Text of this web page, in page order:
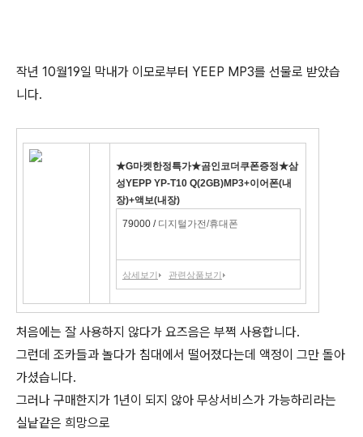
작년 10월19일 막내가 이모로부터 YEEP MP3를 선물로 받았습
니다.
★G마켓한정특가★곰인코더쿠폰증정★삼
성YEPP YP-T10 Q(2GB)MP3+이어폰(내
장)+액보(내장)
79000 / 디지털가전/휴대폰
상세보기 관련상품보기
처음에는 잘 사용하지 않다가 요즈음은 부쩍 사용합니다.
그런데 조카들과 놀다가 침대에서 떨어졌다는데 액정이 그만 돌아
가셨습니다.
그러나 구매한지가 1년이 되지 않아 무상서비스가 가능하리라는
실낱같은 희망으로